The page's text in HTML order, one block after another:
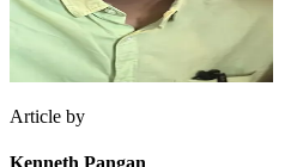
Article by
Kenneth Pangan